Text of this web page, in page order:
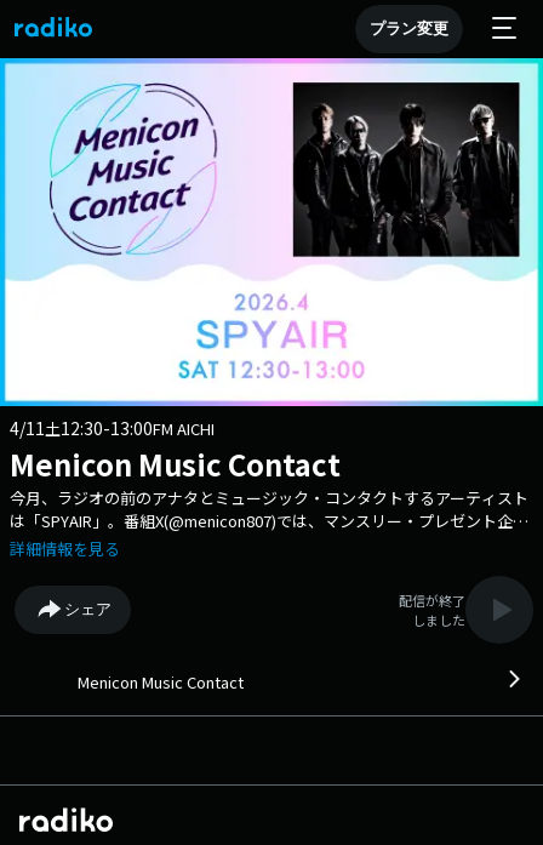
プラン変更
4/11土12:30-13:00FM AICHI
Menicon Music Contact
今月、ラジオの前のアナタとミュージック・コンタクトするアーティスト
は「SPYAIR」。番組X(@menicon807)では、マンスリー・プレゼント企画
も行っています！ON AIRと一緒にチェック！ ◆マンスリー・アーテ
です。 ◆ メッセージ・リクエストはこちら Xハッシュタグは「#
メニコンミュージックコンタクト」 Xアカウントは「@menicon807」
詳細情報を見る
シェア
配信が終了
しました
Menicon Music Contact